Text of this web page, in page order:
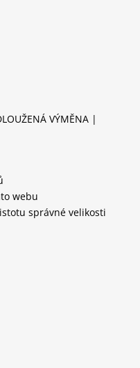
VÝMĚNA |
webu
správné velikosti